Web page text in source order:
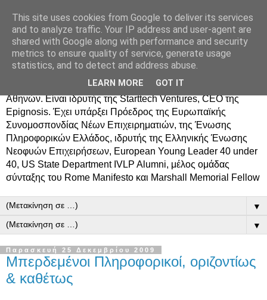
Δημήτρης Τσίγκος
Ο Δημήτρης Τσίγκος γεννήθηκε στον Ασπρόπυργο.
Σπούδασε Επιστήμη Υπολογιστών στο Πανεπιστήμιο
Κρήτης, πήρε MBA από το Οικονομικό Πανεπιστήμιο
Αθηνών. Είναι ιδρυτής της Starttech Ventures, CEO της
Epignosis. Έχει υπάρξει Πρόεδρος της Ευρωπαϊκής
Συνομοσπονδίας Νέων Επιχειρηματιών, της Ένωσης
Πληροφορικών Ελλάδος, ιδρυτής της Ελληνικής Ένωσης
Νεοφυών Επιχειρήσεων, European Young Leader 40 under
40, US State Department IVLP Alumni, μέλος ομάδας
σύνταξης του Rome Manifesto και Marshall Memorial Fellow
▼
▼
Παρασκευή 25 Δεκεμβρίου 2009
Μπερδεμένοι Πληροφορικοί, οριζοντίως
& καθέτως
This site uses cookies from Google to deliver its services
and to analyze traffic. Your IP address and user-agent are
shared with Google along with performance and security
metrics to ensure quality of service, generate usage
statistics, and to detect and address abuse.
LEARN MORE GOT IT